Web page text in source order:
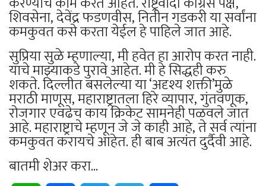
शिवसेना, देवेंद्र फडणवीस, नितीन गडकरी या सर्वांना
कमकुवत कसे करता येईल हे पाहिले जात आहे.
सुप्रिया सुळे म्हणाल्या, मी हवेत हा आरोप करत नाही.
याचे माझ्याकडे पुरावे आहेत. मी हे सिद्धही करु
शकते. दिल्लीत बसलेल्या या ‘अदृश्य शक्ती’मुळे
मराठी माणूस, महाराष्ट्रातला हिरे व्यापार, गुंतवणूक,
रोजगार एवढेच काय क्रिकेट सामनेही पळवले जात
आहे. महाराष्ट्राचे म्हणून जे जे काही आहे, ते सर्व त्यांना
कमकुवत करायचे आहेत. ही बाब अत्यंत दुर्दैवी आहे.
बातमी शेअर करा...